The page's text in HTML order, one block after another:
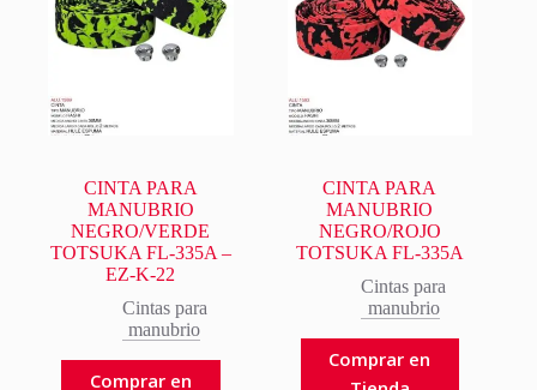
CINTA PARA
MANUBRIO
NEGRO/VERDE
TOTSUKA FL-335A –
EZ-K-22
Cintas para
manubrio
Comprar en
CINTA PARA
MANUBRIO
NEGRO/ROJO
TOTSUKA FL-335A
Cintas para
manubrio
Comprar en